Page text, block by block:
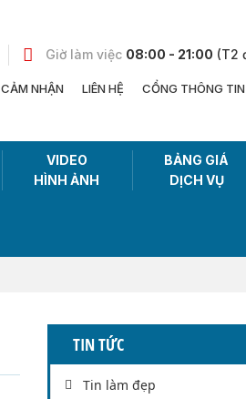
Giờ làm việc 08:00 - 21:00 (T2
CẢM NHẬN LIÊN HỆ CỔNG THÔNG
VIDEO
HÌNH ẢNH
BẢNG GIÁ
DỊCH VỤ
TIN TỨC
Tin làm đẹp